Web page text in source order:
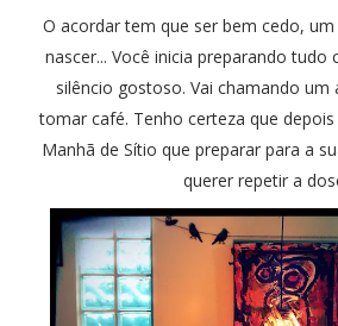
O acordar tem que ser bem cedo,
nascer... Você inicia preparando tudo
silêncio gostoso. Vai chamando um
tomar café. Tenho certeza que
Manhã de Sítio que preparar para a
querer repetir a